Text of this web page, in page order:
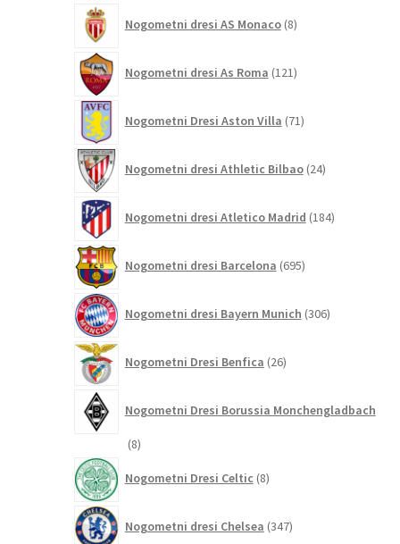
Nogometni dresi AS Monaco 8izdelkov
Nogometni dresi As Roma 121izdelkov
Nogometni Dresi Aston Villa 71izdelkov
Nogometni dresi Athletic Bilbao 24izdelkov
Nogometni dresi Atletico Madrid 184izdelkov
Nogometni dresi Barcelona 695izdelkov
Nogometni dresi Bayern Munich 306izdelkov
Nogometni Dresi Benfica 26izdelkov
Nogometni Dresi Borussia Monchengladbach
88
Nogometni Dresi Celtic 8izdelkov
Nogometni dresi Chelsea 347izdelkov